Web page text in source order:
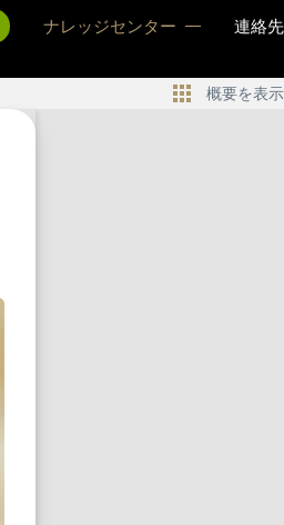
ナレッジセンター 連絡先
概要を表示